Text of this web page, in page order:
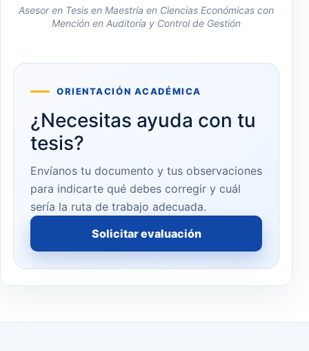
Asesor en Tesis en Maestría en Ciencias Económicas con
Mención en Auditoría y Control de Gestión
ORIENTACIÓN ACADÉMICA
¿Necesitas ayuda con tu
tesis?
Envíanos tu documento y tus observaciones
para indicarte qué debes corregir y cuál
sería la ruta de trabajo adecuada.
Solicitar evaluación